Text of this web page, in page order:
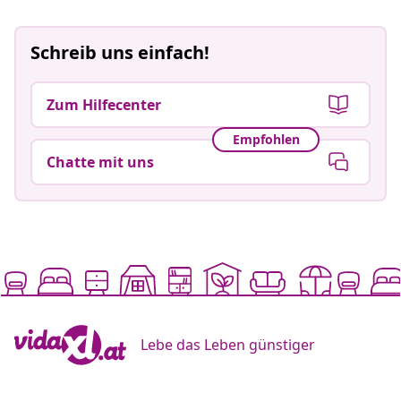
Schreib uns einfach!
Zum Hilfecenter
Empfohlen
Chatte mit uns
Lebe das Leben günstiger